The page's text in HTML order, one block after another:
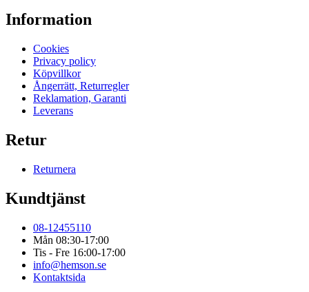
Information
Cookies
Privacy policy
Köpvillkor
Ångerrätt, Returregler
Reklamation, Garanti
Leverans
Retur
Returnera
Kundtjänst
08-12455110
Mån 08:30-17:00
Tis - Fre 16:00-17:00
info@hemson.se
Kontaktsida